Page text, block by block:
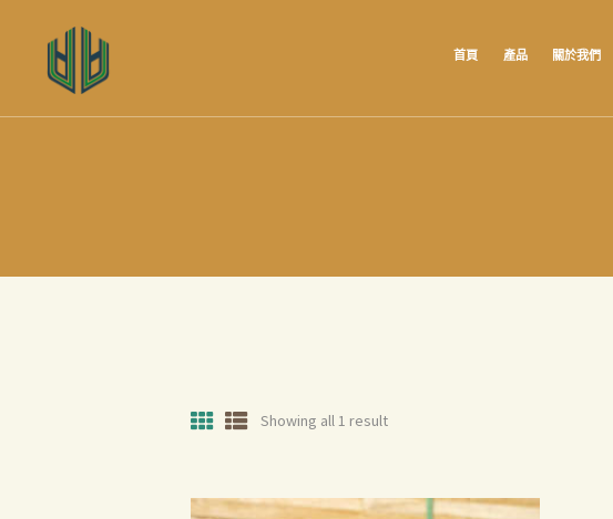
首頁 產品 關於我們
Showing all 1 result